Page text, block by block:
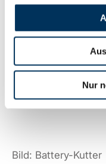
Nur
Sie möchten nun
Batteriespeicher
Informationenüber
librick-
Bild: Battery-Kutter